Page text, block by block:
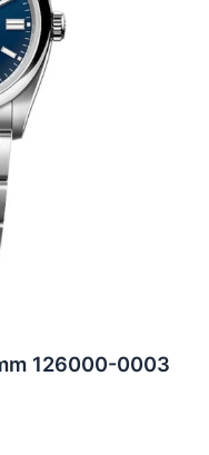
126000-0003